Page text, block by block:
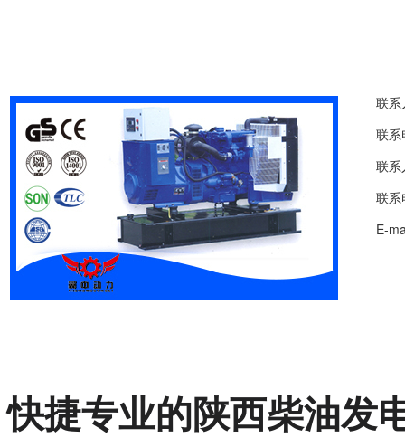
联系
联
联系
联
E-
快捷专业的陕西柴油发